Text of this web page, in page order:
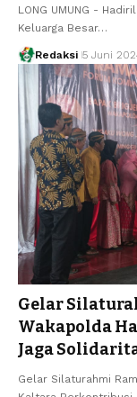
LONG UMUNG -
Keluarga Besar…
Redaksi 5 Juni
Gelar
Wakapolda
Jaga
Gelar Silaturahmi